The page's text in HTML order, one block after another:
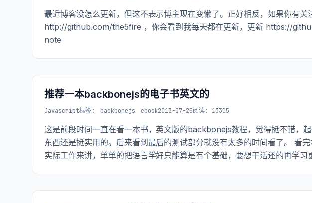
最近博客没怎么更新，但这不表示博主现在变懒了。正好相反，如果你有关
http://github.com/the5fire ，你会看到我每天都在更新，更新 https://
note
推荐一本backbonejs的电子书英文的
Javascript标签: backbonejs ebook2013-07-25阅读: 13305
这是前段时间一直在看一本书，英文版的backbonejs教程，觉得挺不错，
东西还是挺实用的。后来看到最后的测试部分就没有太多的时间看了。 看
实际工作来讲，单单的把语言学好只能算是有个基础，要想干活还的再学习